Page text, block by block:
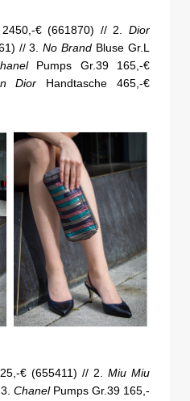
€ (661870) // 2.Dior
// 3.No Brand Bluse Gr.L
Pumps Gr.39 165,-€
Dior Handtasche 465,-€
€ (655411) // 2. Miu Miu
ChanelPumps Gr.39 165,-